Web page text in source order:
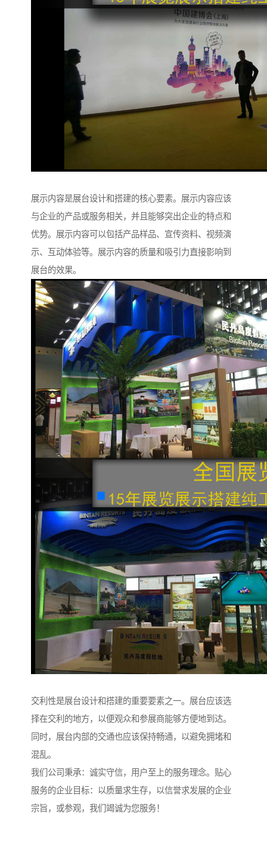
展示内容是展台设计和搭建的核心要素。展示内容应该
与企业的产品或服务相关，并且能够突出企业的特点和
优势。展示内容可以包括产品样品、宣传资料、视频演
示、互动体验等。展示内容的质量和吸引力直接影响到
展台的效果。
交利性是展台设计和搭建的重要要素之一。展台应该选
择在交利的地方，以便观众和参展商能够方便地到达。
同时，展台内部的交通也应该保持畅通，以避免拥堵和
混乱。
我们公司秉承：诚实守信，用户至上的服务理念。贴心
服务的企业目标：以质量求生存，以信誉求发展的企业
宗旨，或参观，我们竭诚为您服务！